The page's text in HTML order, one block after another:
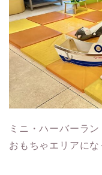
ミニ・ハーバーラ
おもちゃエリアにな